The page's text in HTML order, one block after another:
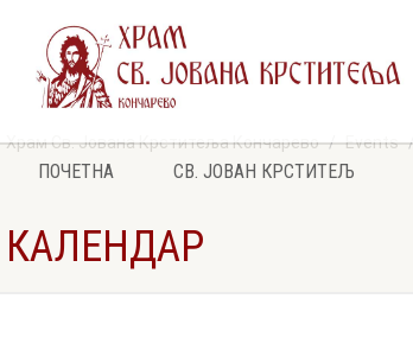
ПОЧЕТНА СВ. ЈОВАН КРСТИТЕЉ
Храм Св. Јована Крститеља Кончарево Events
КАЛЕНДАР